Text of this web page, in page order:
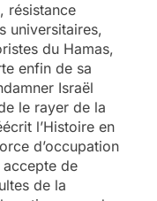
résistance
universitaires,
du Hamas,
enfin de sa
Israël
le rayer de la
l’Histoire en
d’occupation
de
de la